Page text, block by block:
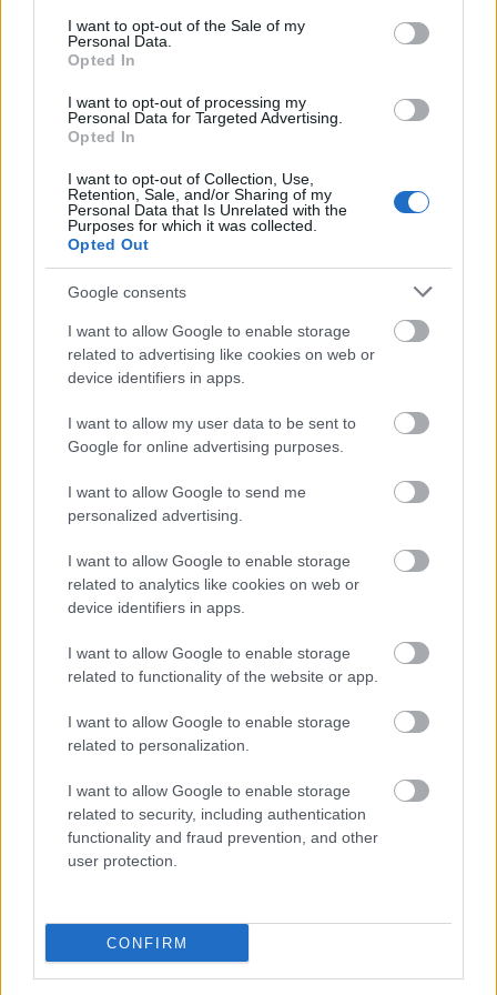
consent section.
I want to opt-out of the Sale of my
Personal Data.
Opted In
I want to opt-out of processing my
Personal Data for Targeted Advertising.
Opted In
I want to opt-out of Collection, Use,
Retention, Sale, and/or Sharing of my
Personal Data that Is Unrelated with the
Purposes for which it was collected.
Opted Out
Google consents
I want to allow Google to enable storage
related to advertising like cookies on web or
device identifiers in apps.
I want to allow my user data to be sent to
Google for online advertising purposes.
I want to allow Google to send me
personalized advertising.
I want to allow Google to enable storage
related to analytics like cookies on web or
device identifiers in apps.
I want to allow Google to enable storage
related to functionality of the website or app.
I want to allow Google to enable storage
related to personalization.
I want to allow Google to enable storage
related to security, including authentication
functionality and fraud prevention, and other
user protection.
CONFIRM
1940-es színes filmgyári fotók
kerültek elő
mkurutz•2015. október 06.
„Istenem, de jó lett volna ebből színes filmet
csinálni!” - sóhajtott fel 1941-ben a Filmiroda
állófotósa egy tesztvetítésen, ahol a török időkben
játszódó A beszélő köntös musztereit nézegette
éppen a stáb. Katona Jenő gyártásvezetőnek szöget
Az I. világháború a magyar
filmtörténetben (1914-1945)
mkurutz•2015. október 01.
A film a Nagy Háborúban A világháborúk mindig
komoly nyomot hagynak egy nemzet
filmtörténetében. A jelenség természetrajza